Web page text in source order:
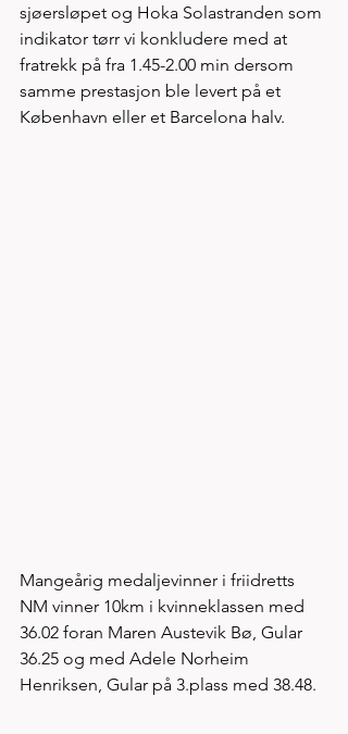
sjøersløpet og Hoka Solastranden som
indikator tørr vi konkludere med at
fratrekk på fra 1.45-2.00 min dersom
samme prestasjon ble levert på et
København eller et Barcelona halv.
Mangeårig medaljevinner i friidretts
NM vinner 10km i kvinneklassen med
36.02 foran Maren Austevik Bø, Gular
36.25 og med Adele Norheim
Henriksen, Gular på 3.plass med 38.48.